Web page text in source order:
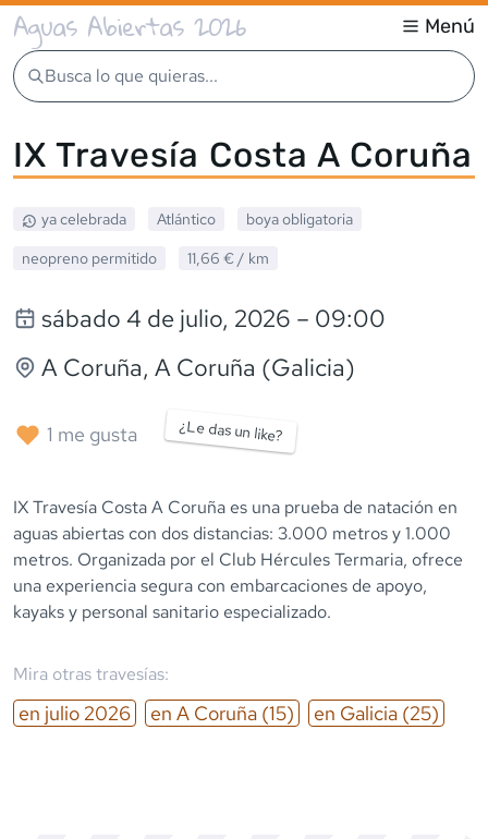
Aguas Abiertas 2026 Menú
Busca lo que quieras...
IX Travesía Costa A Coruña
ya celebrada Atlántico
boya obligatoria
neopreno permitido 11,66 € / km
sábado 4 de julio, 2026 – 09:00
A Coruña, A Coruña (Galicia)
1 me gusta ¿Le das un like?
IX Travesía Costa A Coruña es una prueba de natación en
aguas abiertas con dos distancias: 3.000 metros y 1.000
metros. Organizada por el Club Hércules Termaria, ofrece
una experiencia segura con embarcaciones de apoyo,
kayaks y personal sanitario especializado.
Mira otras travesías:
en julio 2026 en A Coruña (15) en Galicia (25)